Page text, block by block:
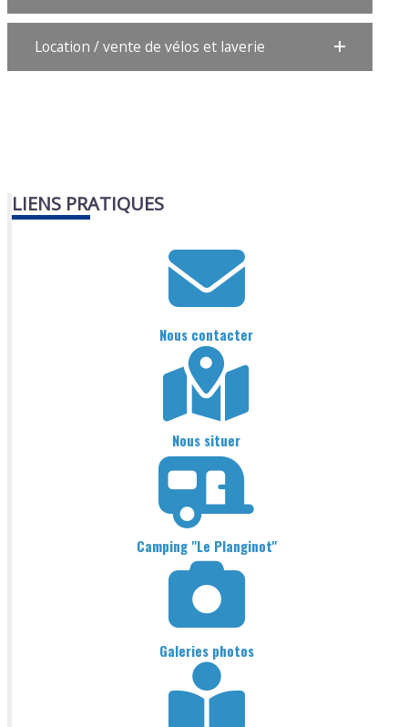
Location / vente de vélos et laverie
LIENS PRATIQUES
Nous contacter
Nous situer
Camping "Le Planginot"
Galeries photos